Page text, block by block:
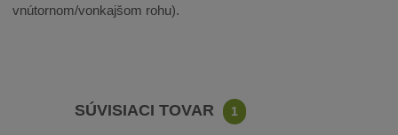
vnútornom/vonkajšom rohu).
SÚVISIACI TOVAR 1